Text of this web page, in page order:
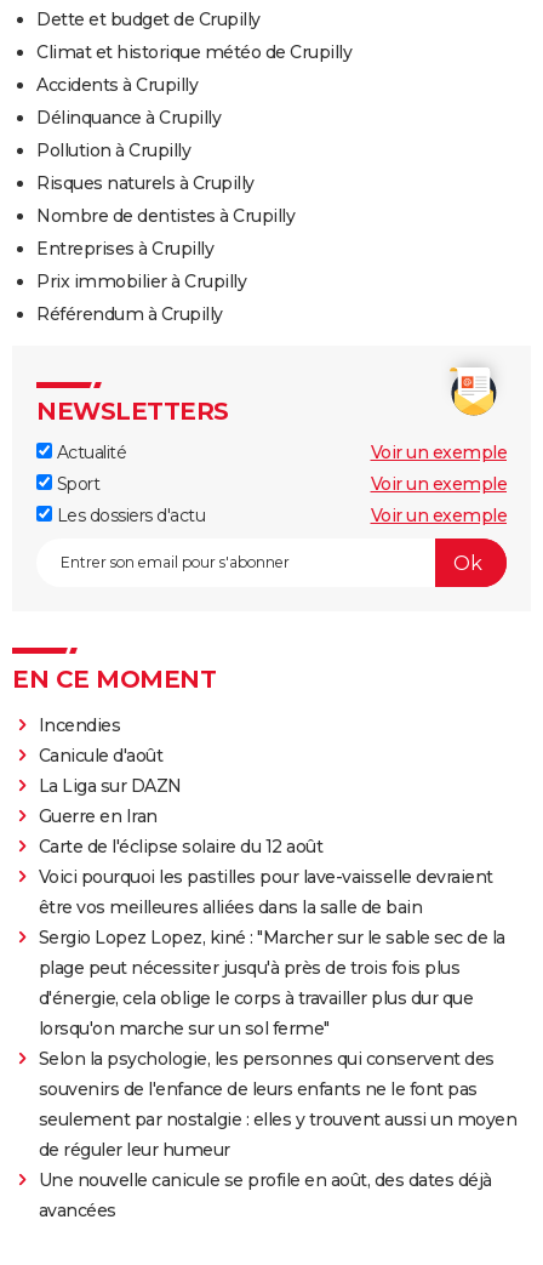
Dette et budget de Crupilly
Climat et historique météo de Crupilly
Accidents à Crupilly
Délinquance à Crupilly
Pollution à Crupilly
Risques naturels à Crupilly
Nombre de dentistes à Crupilly
Entreprises à Crupilly
Prix immobilier à Crupilly
Référendum à Crupilly
NEWSLETTERS
Actualité
Voir un exemple
Sport
Voir un exemple
Les dossiers d'actu
Voir un exemple
EN CE MOMENT
Incendies
Canicule d'août
La Liga sur DAZN
Guerre en Iran
Carte de l'éclipse solaire du 12 août
Voici pourquoi les pastilles pour lave-vaisselle devraient
être vos meilleures alliées dans la salle de bain
Sergio Lopez Lopez, kiné : "Marcher sur le sable sec de la
plage peut nécessiter jusqu'à près de trois fois plus
d'énergie, cela oblige le corps à travailler plus dur que
lorsqu'on marche sur un sol ferme"
Selon la psychologie, les personnes qui conservent des
souvenirs de l'enfance de leurs enfants ne le font pas
seulement par nostalgie : elles y trouvent aussi un moyen
de réguler leur humeur
Une nouvelle canicule se profile en août, des dates déjà
avancées